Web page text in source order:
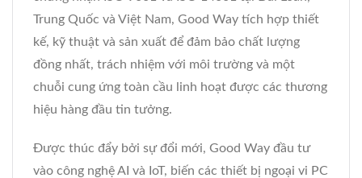
Trung Quốc và Việt Nam, Good Way tích hợp thiết
kế, kỹ thuật và sản xuất để đảm bảo chất lượng
đồng nhất, trách nhiệm với môi trường và một
chuỗi cung ứng toàn cầu linh hoạt được các thương
hiệu hàng đầu tin tưởng.
Được thúc đẩy bởi sự đổi mới, Good Way đầu tư
vào công nghệ AI và IoT, biến các thiết bị ngoại vi PC